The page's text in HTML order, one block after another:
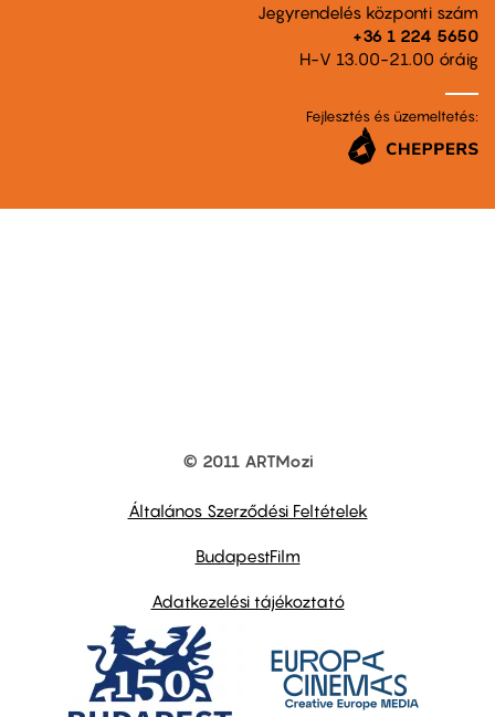
Jegyrendelés központi szám
+36 1 224 5650
H-V 13.00-21.00 óráig
Fejlesztés és üzemeltetés:
© 2011 ARTMozi
Általános Szerződési Feltételek
BudapestFilm
Adatkezelési tájékoztató